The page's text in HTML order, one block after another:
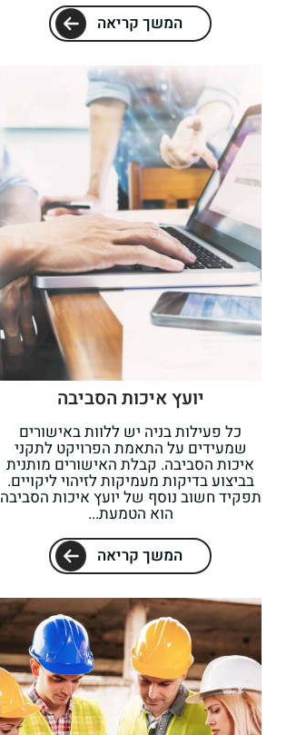
המשך קריאה
יועץ איכות הסביבה
כל פעילות בניה יש ללוות באישורים
שמעידים על התאמת הפרויקט לתקני
איכות הסביבה. קבלת האישורים מותנית
בביצוע בדיקות מעמיקות לזיהוי ליקויים.
תפקיד חשוב נוסף של יועץ איכות הסביבה
הוא הטמעת...
המשך קריאה